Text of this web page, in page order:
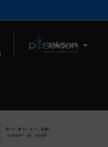
Il Network